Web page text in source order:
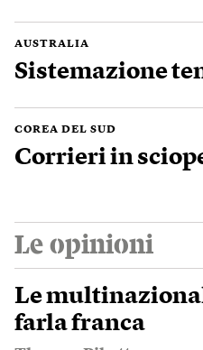
AUSTRALIA
Sistemazione
COREA DEL SUD
Corrieri in
Le opinioni
Le
farla franca